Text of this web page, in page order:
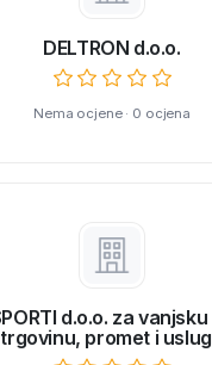
DELTRON d.o.o.
Nema ocjene · 0 ocjena
d.o.o. za
trgovinu, promet i